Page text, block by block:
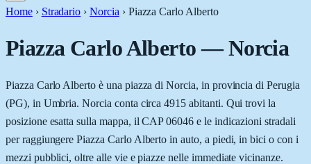
Home › Stradario › Norcia › Piazza Carlo Alberto
Piazza Carlo Alberto—Norcia
Piazza Carlo Alberto è una piazza di Norcia, in provincia di Perugia
(PG), in Umbria. Norcia conta circa 4915 abitanti. Qui trovi la
posizione esatta sulla mappa, il CAP 06046 e le indicazioni stradali
per raggiungere Piazza Carlo Alberto in auto, a piedi, in bici o con i
mezzi pubblici, oltre alle vie e piazze nelle immediate vicinanze.